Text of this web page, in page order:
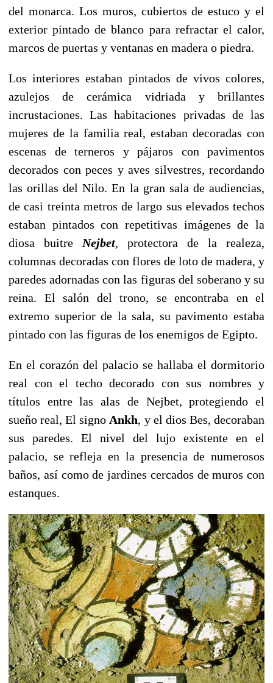
del monarca. Los muros, cubiertos de estuco y el
exterior pintado de blanco para refractar el calor,
marcos de puertas y ventanas en madera o piedra.
Los interiores estaban pintados de vivos colores,
azulejos de cerámica vidriada y brillantes
incrustaciones. Las habitaciones privadas de las
mujeres de la familia real, estaban decoradas con
escenas de terneros y pájaros con pavimentos
decorados con peces y aves silvestres, recordando
las orillas del Nilo. En la gran sala de audiencias,
de casi treinta metros de largo sus elevados techos
estaban pintados con repetitivas imágenes de la
diosa buitre Nejbet, protectora de la realeza,
columnas decoradas con flores de loto de madera, y
paredes adornadas con las figuras del soberano y su
reina. El salón del trono, se encontraba en el
extremo superior de la sala, su pavimento estaba
pintado con las figuras de los enemigos de Egipto.
En el corazón del palacio se hallaba el dormitorio
real con el techo decorado con sus nombres y
títulos entre las alas de Nejbet, protegiendo el
sueño real, El signo Ankh, y el dios Bes, decoraban
sus paredes. El nivel del lujo existente en el
palacio, se refleja en la presencia de numerosos
baños, así como de jardines cercados de muros con
estanques.